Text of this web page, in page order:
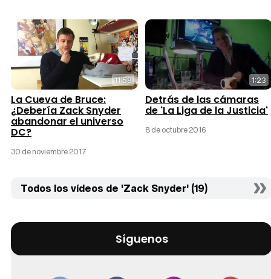
11:58
La Cueva de Bruce:
¿Debería Zack Snyder
abandonar el universo
DC?
30 de noviembre 2017
1:23
Detrás de las cámaras
de 'La Liga de la Justicia'
8 de octubre 2016
Todos los vídeos de 'Zack Snyder' (19)
Síguenos